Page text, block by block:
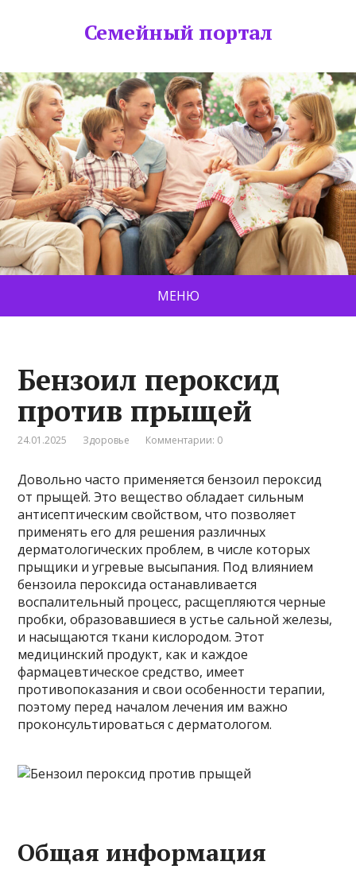
Семейный портал
МЕНЮ
Бензоил пероксид
против прыщей
24.01.2025 Здоровье Комментарии: 0
Довольно часто применяется бензоил пероксид
от прыщей. Это вещество обладает сильным
антисептическим свойством, что позволяет
применять его для решения различных
дерматологических проблем, в числе которых
прыщики и угревые высыпания. Под влиянием
бензоила пероксида останавливается
воспалительный процесс, расщепляются черные
пробки, образовавшиеся в устье сальной железы,
и насыщаются ткани кислородом. Этот
медицинский продукт, как и каждое
фармацевтическое средство, имеет
противопоказания и свои особенности терапии,
поэтому перед началом лечения им важно
проконсультироваться с дерматологом.
Общая информация